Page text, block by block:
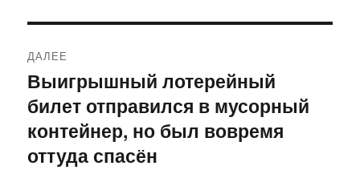
ДАЛЕЕ
Следующая
запись:
Выигрышный лотерейный
билет отправился в мусорный
контейнер, но был вовремя
оттуда спасён